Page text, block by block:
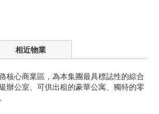
相近物業
核心商業區，為本集團最具標誌性的綜合
辦公室、可供出租的豪華公寓、獨特的零